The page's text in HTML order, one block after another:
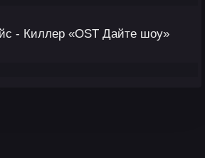
- Киллер «OST Дайте шоу»